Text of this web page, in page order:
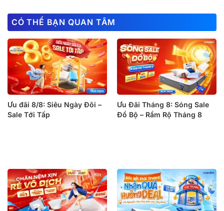
CÓ THỂ BẠN QUAN TÂM
Ưu đãi 8/8: Siêu Ngày Đôi –
Sale Tới Tấp
Ưu Đãi Tháng 8: Sóng Sale
Đổ Bộ – Rầm Rộ Tháng 8